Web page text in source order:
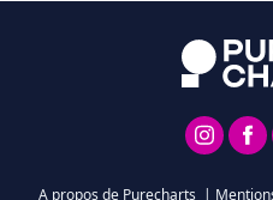
A propos de Purecharts |